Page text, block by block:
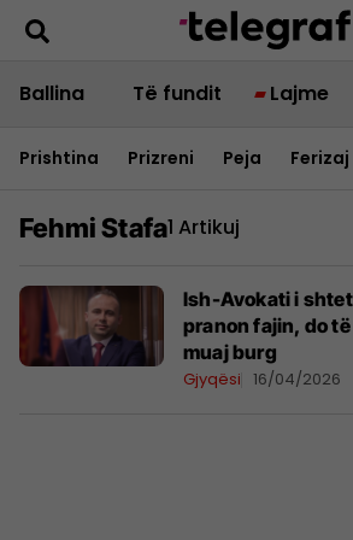
Ballina Të fundit Lajme
Prishtina Prizreni Peja Ferizaj
Fehmi Stafa1 Artikuj
Ish-Avokati i
pranon fajin, do
muaj burg
Gjyqësi 16/04/2026